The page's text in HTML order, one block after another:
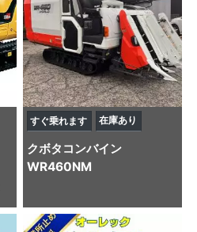
すぐ乗れます 在庫あり
クボタ コンバイン
WR460NM